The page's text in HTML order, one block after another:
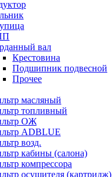
вал
Крестовина
Подшипник подвесной
Прочее
масляный
топливный
ОЖ
ADBLUE
возд.
кабины (салона)
компрессора
осушителя (картридж)